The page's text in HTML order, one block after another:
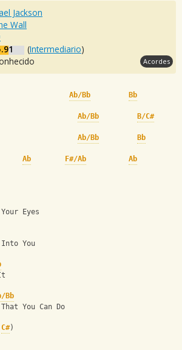
Jackson
Wall
(Intermediario)
Acordes
Ab/Bb Bb
Ab/Bb B/C#
Ab/Bb Bb
Ab F#/Ab Ab
Eyes
Into You
Bb
You Can Do
C#)